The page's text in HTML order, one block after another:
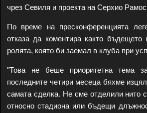
чрез Севиля и проекта на Серхио
По време на пресконференцията
отказа да коментира както бъдещето
ролята, която би заемал в клуба при
"Това не беше приоритетна тема
последните четири месеца бяхме
самата сделка. Не сме отделили нито
относно стадиона или бъдещи